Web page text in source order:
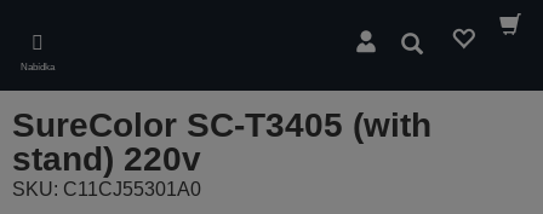
main
content
Nabídka
Hledat
SureColor SC-T3405 (with
stand) 220v
SKU: C11CJ55301A0